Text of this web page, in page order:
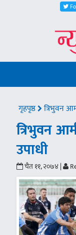
गृहपृष्ठ त्रिभुवन
त्रिभुवन
उपाधी
चैत ११, २०७४ |